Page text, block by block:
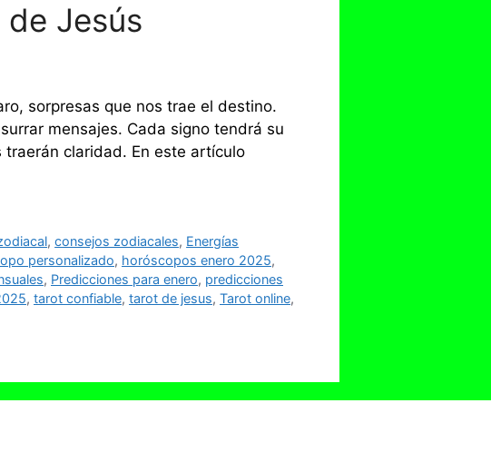
Jesús
sorpresas que nos trae el destino.
mensajes. Cada signo tendrá su
claridad. En este artículo
,consejos zodiacales, Energías
personalizado, horóscopos enero 2025,
, Predicciones para enero, predicciones
, tarot confiable, tarot de jesus, Tarot online,